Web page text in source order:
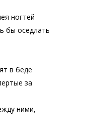
ногтей
бы оседлать
в беде
за
ними,